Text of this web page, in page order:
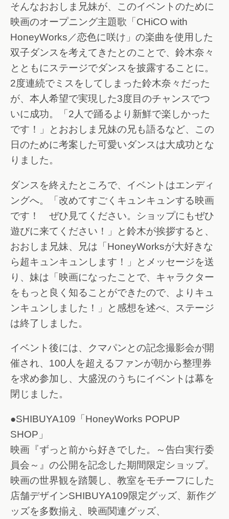
そんなおおしま兄妹が、このイベントのために
映画のオープニング主題歌「CHiCO with
HoneyWorks／恋色に咲け」の楽曲を使用した
双子ダンスを考えてきたとのことで、鈴木奈々
とともにステージでダンスを披露することに。
2度連続でミスをしてしまった鈴木奈々だった
が、本人希望で実現した3度目のチャンスでつ
いに成功。「2人で踊るより新鮮で楽しかった
です！」とおおしま兄妹の兄も語るなど、この
日のために考案した可愛いダンスは大成功とな
りました。
ダンスを終えたところで、イベントはエンディ
ングへ。「改めてすごくキュンキュンする映画
です！ ぜひ見てください。ショップにもぜひ
遊びに来てください！」と鈴木が挨拶すると、
おおしま兄妹、兄は「HoneyWorksが大好きな
ら超キュンキュンします！」とメッセージを送
り、妹は「映画になったことで、キャラクター
をもっと良く知ることができたので、よりキュ
ンキュンしました！」と感想を述べ、ステージ
は終了しました。
イベント後には、クマパンとの記念撮影会が開
催され、100人を超えるファンが朝から整理券
を求め参加し、大盛況のうちにイベントは幕を
閉じました。
●SHIBUYA109「HoneyWorks POPUP
SHOP」
映画『ずっと前から好きでした。～告白実行委
員会～』の公開を記念した期間限定ショップ。
映画の世界観を踏襲し、教室をモチーフにした
店舗デザインSHIBUYA109限定グッズ、新作グ
ッズを多数揃え、映画関連グッズ、